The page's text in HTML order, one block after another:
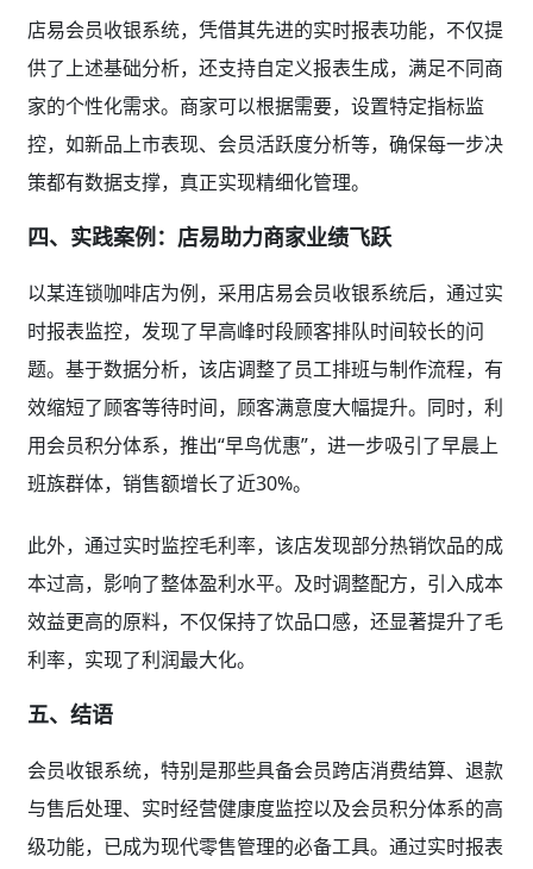
店易会员收银系统，凭借其先进的实时报表功能，不仅提
供了上述基础分析，还支持自定义报表生成，满足不同商
家的个性化需求。商家可以根据需要，设置特定指标监
控，如新品上市表现、会员活跃度分析等，确保每一步决
策都有数据支撑，真正实现精细化管理。
四、实践案例：店易助力商家业绩飞跃
以某连锁咖啡店为例，采用店易会员收银系统后，通过实
时报表监控，发现了早高峰时段顾客排队时间较长的问
题。基于数据分析，该店调整了员工排班与制作流程，有
效缩短了顾客等待时间，顾客满意度大幅提升。同时，利
用会员积分体系，推出“早鸟优惠”，进一步吸引了早晨上
班族群体，销售额增长了近30%。
此外，通过实时监控毛利率，该店发现部分热销饮品的成
本过高，影响了整体盈利水平。及时调整配方，引入成本
效益更高的原料，不仅保持了饮品口感，还显著提升了毛
利率，实现了利润最大化。
五、结语
会员收银系统，特别是那些具备会员跨店消费结算、退款
与售后处理、实时经营健康度监控以及会员积分体系的高
级功能，已成为现代零售管理的必备工具。通过实时报表